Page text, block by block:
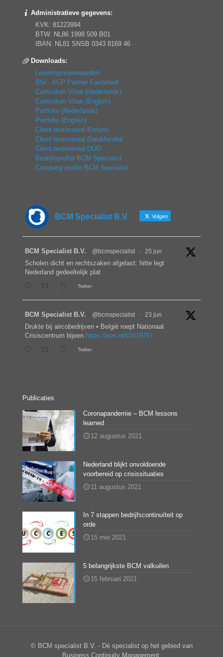
Administratieve gegevens:
KVK: 81223994
BTW: NL86 1998 509 B01
IBAN: NL81 SNSB 0343 8169 46
Downloads:
Leveringsvoorwaarden
BSI - ACP Partner Factsheet
Curriculum Vitae (Nederlands)
Curriculum Vitae (English)
Portfolio (Nederlands)
Portfolio (English)
Client testimonial Enduris
Client testimonial DataMondial
Client testimonial DUO
Bedrijfsprofiel BCM Specialist
Company profile BCM Specialist
BCM Specialist B.V. Volgen
BCM Specialist B.V. @bcmspecialist · 25 jun
Scholen dicht en rechtszaken afgelast: hitte legt
Nederland gedeeltelijk plat
Twitter
BCM Specialist B.V. @bcmspecialist · 23 jun
Drukte bij aircobedrijven • België roept Nationaal
Crisiscentrum bijeen https://nos.nl/l/2619751
Twitter
Publicaties
Coronapandemie – BCM lessons
learned
12 augustus 2021
Nederland blijkt onvoldoende
voorbereid op crisissituaties
11 augustus 2021
In 7 stappen bedrijfscontinuïteit op
orde
15 mei 2021
5 belangrijkste BCM valkuilen
15 februari 2021
© BCM specialist B.V. - Dé specialist op het gebied van
Business Continuity Management.